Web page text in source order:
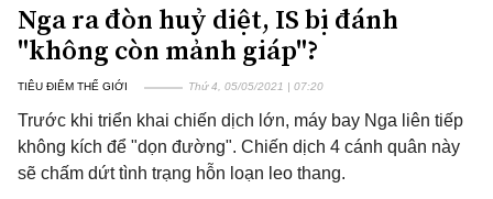
Nga ra đòn huỷ diệt, IS bị đánh
"không còn mảnh giáp"?
TIÊU ĐIỂM THẾ GIỚI Thứ 4, 05/05/2021 | 07:20
Trước khi triển khai chiến dịch lớn, máy bay Nga liên tiếp
không kích để "dọn đường". Chiến dịch 4 cánh quân này
sẽ chấm dứt tình trạng hỗn loạn leo thang.